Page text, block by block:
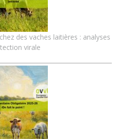
des vaches laitières : analyses
virale